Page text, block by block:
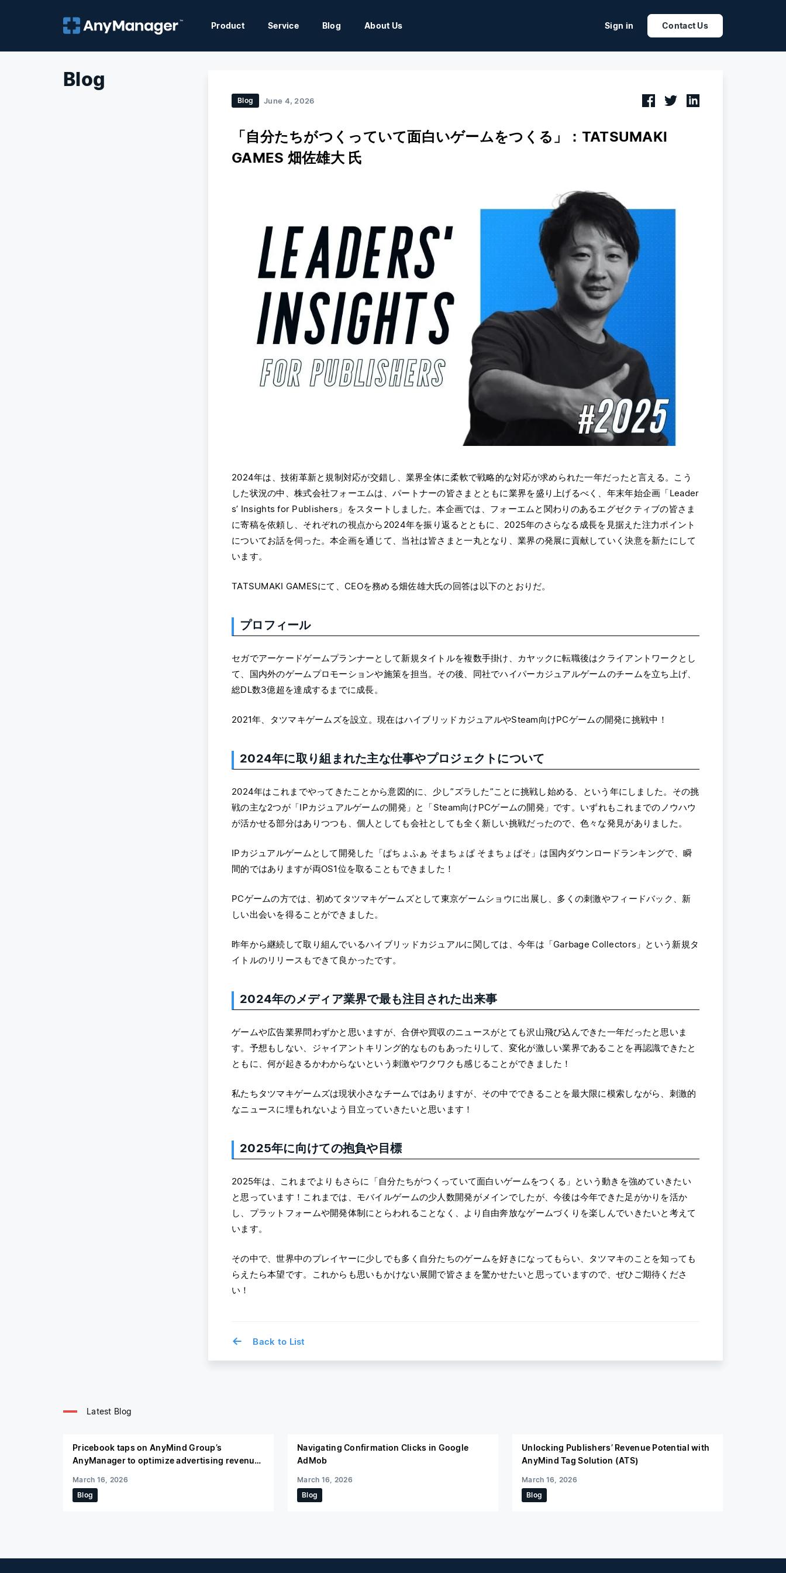
Product Service Blog About Us Sign in Contact Us
Blog
Blog June 4, 2026
「自分たちがつくっていて面白いゲームをつくる」：TATSUMAKI
GAMES 畑佐雄大 氏
2024年は、技術革新と規制対応が交錯し、業界全体に柔軟で戦略的な対応が求められた一年だったと言える。こう
した状況の中、株式会社フォーエムは、パートナーの皆さまとともに業界を盛り上げるべく、年末年始企画「Leader
s’ Insights for Publishers」をスタートしました。本企画では、フォーエムと関わりのあるエグゼクティブの皆さま
に寄稿を依頼し、それぞれの視点から2024年を振り返るとともに、2025年のさらなる成長を見据えた注力ポイント
についてお話を伺った。本企画を通じて、当社は皆さまと一丸となり、業界の発展に貢献していく決意を新たにして
います。
TATSUMAKI GAMESにて、CEOを務める畑佐雄大氏の回答は以下のとおりだ。
プロフィール
セガでアーケードゲームプランナーとして新規タイトルを複数手掛け、カヤックに転職後はクライアントワークとし
て、国内外のゲームプロモーションや施策を担当。その後、同社でハイパーカジュアルゲームのチームを立ち上げ、
総DL数3億超を達成するまでに成長。
2021年、タツマキゲームズを設立。現在はハイブリッドカジュアルやSteam向けPCゲームの開発に挑戦中！
2024年に取り組まれた主な仕事やプロジェクトについて
2024年はこれまでやってきたことから意図的に、少し”ズラした”ことに挑戦し始める、という年にしました。その挑
戦の主な2つが「IPカジュアルゲームの開発」と「Steam向けPCゲームの開発」です。いずれもこれまでのノウハウ
が活かせる部分はありつつも、個人としても会社としても全く新しい挑戦だったので、色々な発見がありました。
IPカジュアルゲームとして開発した「ぱちょふぁ そまちょぱ そまちょぱそ」は国内ダウンロードランキングで、瞬
間的ではありますが両OS1位を取ることもできました！
PCゲームの方では、初めてタツマキゲームズとして東京ゲームショウに出展し、多くの刺激やフィードバック、新
しい出会いを得ることができました。
昨年から継続して取り組んでいるハイブリッドカジュアルに関しては、今年は「Garbage Collectors」という新規タ
イトルのリリースもできて良かったです。
2024年のメディア業界で最も注目された出来事
ゲームや広告業界問わずかと思いますが、合併や買収のニュースがとても沢山飛び込んできた一年だったと思いま
す。予想もしない、ジャイアントキリング的なものもあったりして、変化が激しい業界であることを再認識できたと
ともに、何が起きるかわからないという刺激やワクワクも感じることができました！
私たちタツマキゲームズは現状小さなチームではありますが、その中でできることを最大限に模索しながら、刺激的
なニュースに埋もれないよう目立っていきたいと思います！
2025年に向けての抱負や目標
2025年は、これまでよりもさらに「自分たちがつくっていて面白いゲームをつくる」という動きを強めていきたい
と思っています！これまでは、モバイルゲームの少人数開発がメインでしたが、今後は今年できた足がかりを活か
し、プラットフォームや開発体制にとらわれることなく、より自由奔放なゲームづくりを楽しんでいきたいと考えて
います。
その中で、世界中のプレイヤーに少しでも多く自分たちのゲームを好きになってもらい、タツマキのことを知っても
らえたら本望です。これからも思いもかけない展開で皆さまを驚かせたいと思っていますので、ぜひご期待くださ
い！
← Back to List
Latest Blog
Pricebook taps on AnyMind Group’s
AnyManager to optimize advertising revenue
Blog
March 16, 2026
Navigating Confirmation Clicks in Google
AdMob
Blog
March 16, 2026
Unlocking Publishers’ Revenue Potential with
AnyMind Tag Solution (ATS)
Blog
March 16, 2026